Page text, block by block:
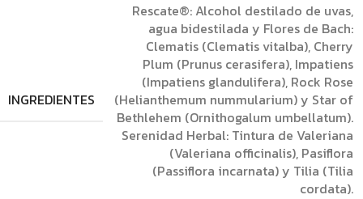
INGREDIENTES
Rescate®: Alcohol destilado de uvas,
agua bidestilada y Flores de Bach:
Clematis (Clematis vitalba), Cherry
Plum (Prunus cerasifera), Impatiens
(Impatiens glandulifera), Rock Rose
(Helianthemum nummularium) y Star of
Bethlehem (Ornithogalum umbellatum).
Serenidad Herbal: Tintura de Valeriana
(Valeriana officinalis), Pasiflora
(Passiflora incarnata) y Tilia (Tilia
cordata).